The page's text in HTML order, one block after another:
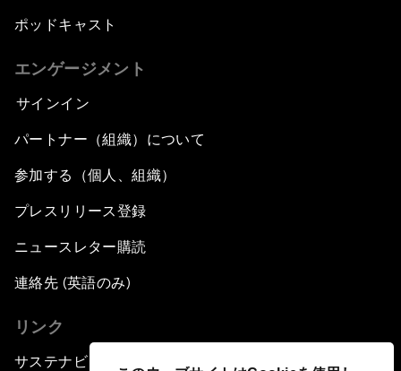
ポッドキャスト
エンゲージメント
サインイン
パートナー（組織）について
参加する（個人、組織）
プレスリリース登録
ニュースレター購読
連絡先 (英語のみ)
リンク
サステナビリティへの取り組み